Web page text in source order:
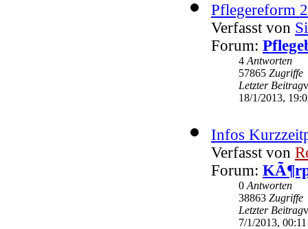
Pflegereform
Verfasst von
Forum:
4 Antworten
57865 Zugriffe
Letzter Beitrag
18/1/2013,
Infos
Verfasst von
Forum:
0 Antworten
38863 Zugriffe
Letzter Beitrag
7/1/2013, 00:11